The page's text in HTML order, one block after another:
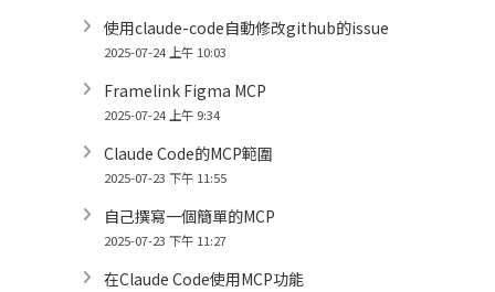
使用claude-code自動修改github的issue
2025-07-24 上午 10:03
Framelink Figma MCP
2025-07-24 上午 9:34
Claude Code的MCP範圍
2025-07-23 下午 11:55
自己撰寫一個簡單的MCP
2025-07-23 下午 11:27
在Claude Code使用MCP功能